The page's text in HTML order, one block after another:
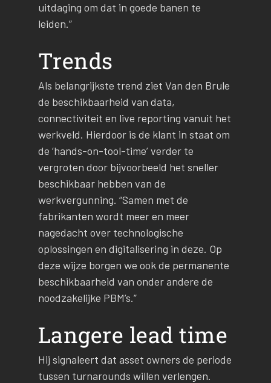
uitdaging om dat in goede banen te
leiden.”
Trends
Als belangrijkste trend ziet Van den Brule
de beschikbaarheid van data,
connectiviteit en live reporting vanuit het
werkveld. Hierdoor is de klant in staat om
de ‘hands-on-tool-time’ verder te
vergroten door bijvoorbeeld het sneller
beschikbaar hebben van de
werkvergunning. “Samen met de
fabrikanten wordt meer en meer
nagedacht over technologische
oplossingen en digitalisering in deze. Op
deze wijze borgen we ook de permanente
beschikbaarheid van onder andere de
noodzakelijke PBM’s.”
Langere lead time
Hij signaleert dat asset owners de periode
tussen turnarounds willen verlengen.